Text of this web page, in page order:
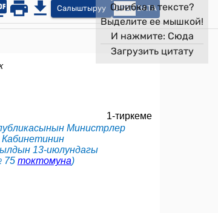
Салыштыруу OPEN DATA
Ошибка в тексте?
Выделите ее мышкой!
И нажмите: Сюда
Загрузить цитату